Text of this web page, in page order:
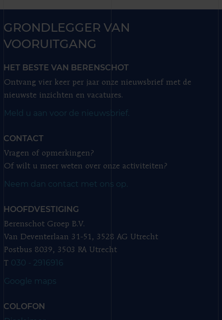
GRONDLEGGER VAN
VOORUITGANG
HET BESTE VAN BERENSCHOT
Ontvang vier keer per jaar onze nieuwsbrief met de
nieuwste inzichten en vacatures.
Meld u aan voor de nieuwsbrief.
CONTACT
Vragen of opmerkingen?
Of wilt u meer weten over onze activiteiten?
Neem dan contact met ons op.
HOOFDVESTIGING
Berenschot Groep B.V.
Van Deventerlaan 31-51, 3528 AG Utrecht
Postbus 8039, 3503 RA Utrecht
T 030 - 2916916
Google maps
COLOFON